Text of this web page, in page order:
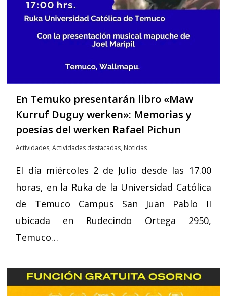
En Temuko presentarán libro «Maw
Kurruf Duguy werken»: Memorias y
poesías del werken Rafael Pichun
Actividades,Actividades destacadas, Noticias
El día miércoles 2 de Julio desde las 17.00
horas, en la Ruka de la Universidad Católica
de Temuco Campus San Juan Pablo II
ubicada en Rudecindo Ortega 2950,
Temuco…